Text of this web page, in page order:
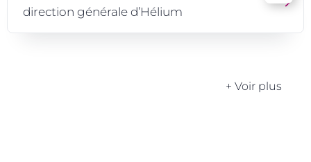
direction générale d’Hélium
+ Voir plus